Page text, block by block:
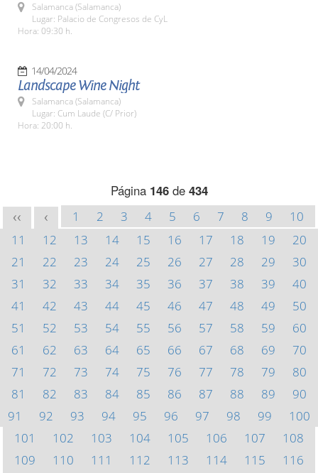
Salamanca (Salamanca)
Lugar: Palacio de Congresos de CyL
Hora: 09:30 h.
14/04/2024
Landscape Wine Night
Salamanca (Salamanca)
Lugar: Cum Laude (C/ Prior)
Hora: 20:00 h.
Página 146de 434
<< < 1 2 3 4 5 6 7 8 9
10
11
12 13 14 15 16 17 18 19
20
21
22 23 24 25 26 27 28 29
30
31
32 33 34 35 36 37 38 39
40
41
42 43 44 45 46 47 48 49
50
51
52 53 54 55 56 57 58 59
60
61
62 63 64 65 66 67 68 69
70
71
72 73 74 75 76 77 78 79
80
81
82 83 84 85 86 87 88 89
90
91
92 93 94 95 96 97 98 99
100
101
102 103 104 105 106 107
108
109
110 111 112 113 114 115
116